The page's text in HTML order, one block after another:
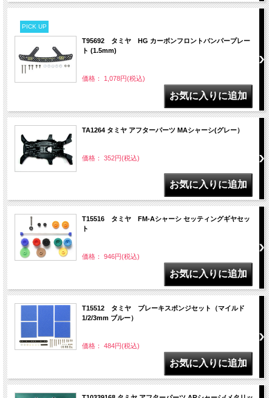
PICK UP
T95692 タミヤ HG カーボンフロントバンパープレー
ト (1.5mm)
価格： 1,078円(税込)
TA1264 タミヤ アフターパーツ MAシャーシ(グレー）
価格： 352円(税込)
T15516 タミヤ FM-Aシャーシ セッティングギヤセッ
ト
価格： 946円(税込)
T15512 タミヤ ブレーキスポンジセット（マイルド
1/2/3mm ブルー）
価格： 484円(税込)